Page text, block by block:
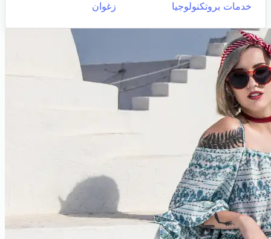
خدمات بروتكنولوجيا
زغوان